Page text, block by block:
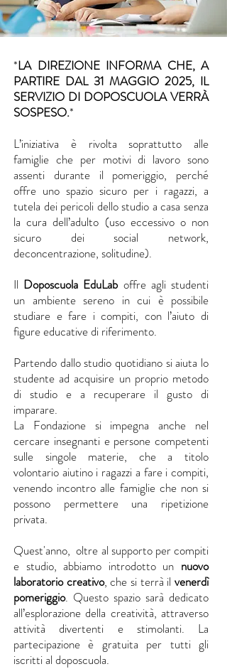
*LA DIREZIONE INFORMA CHE, A
PARTIRE DAL 31 MAGGIO 2025, IL
SERVIZIO DI DOPOSCUOLA VERRÀ
SOSPESO.*
L’iniziativa è rivolta soprattutto alle
famiglie che per motivi di lavoro sono
assenti durante il pomeriggio, perché
offre uno spazio sicuro per i ragazzi, a
tutela dei pericoli dello studio a casa senza
la cura dell’adulto (uso eccessivo o non
sicuro dei social network,
deconcentrazione, solitudine).
Il Doposcuola EduLaboffre agli studenti
un ambiente sereno in cui è possibile
studiare e fare i compiti, con l’aiuto di
figure educative di riferimento.
Partendo dallo studio quotidiano si aiuta lo
studente ad acquisire un proprio metodo
di studio e a recuperare il gusto di
imparare.
La Fondazione si impegna anche nel
cercare insegnanti e persone competenti
sulle singole materie, che a titolo
volontario aiutino i ragazzi a fare i compiti,
venendo incontro alle famiglie che non si
possono permettere una ripetizione
privata.
Quest'anno, oltre al supporto per compiti
e studio, abbiamo introdotto un nuovo
laboratorio creativo, che si terrà ilvenerdì
pomeriggio. Questo spazio sarà dedicato
all’esplorazione della creatività, attraverso
attività divertenti e stimolanti. La
partecipazione è gratuita per tutti gli
iscritti al doposcuola.